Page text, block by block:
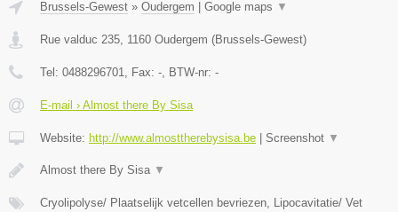
Brussels-Gewest » Oudergem Google maps ▼
Rue valduc 235, 1160 Oudergem (Brussels-Gewest)
Tel: 0488296701, Fax: -, BTW-nr: -
E-mail › Almost there By Sisa
Website: http://www.almosttherebysisa.be Screenshot ▼
Almost there By Sisa ▼
Cryolipolyse/ Plaatselijk vetcellen bevriezen, Lipocavitatie/ Vet